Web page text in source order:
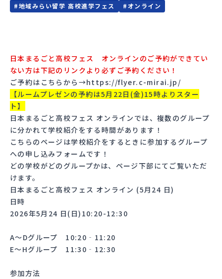
#地域みらい留学 高校進学フェス #オンライン
日本まるごと高校フェス
オンラインのご予約ができてい
ない方は下記のリンクより必ずご予約ください！
ご予約はこちらから→https://flyer.c-mirai.jp/
【ルームプレゼンの予約は5月22日(金)15時よりスター
ト】
日本まるごと高校フェス オンラインでは、複数のグループ
に分かれて学校紹介をする時間があります！
こちらのページは学校紹介をするときに参加するグループ
への申し込みフォームです！
どの学校がどのグループかは、ページ下部にてご覧いただ
けます。
日本まるごと高校フェス オンライン (5月24 日)
日時
2026年5月24 日(日)10:20-12:30
A～Dグループ 10:20‐11:20
E～Hグループ 11:30‐12:30
参加方法